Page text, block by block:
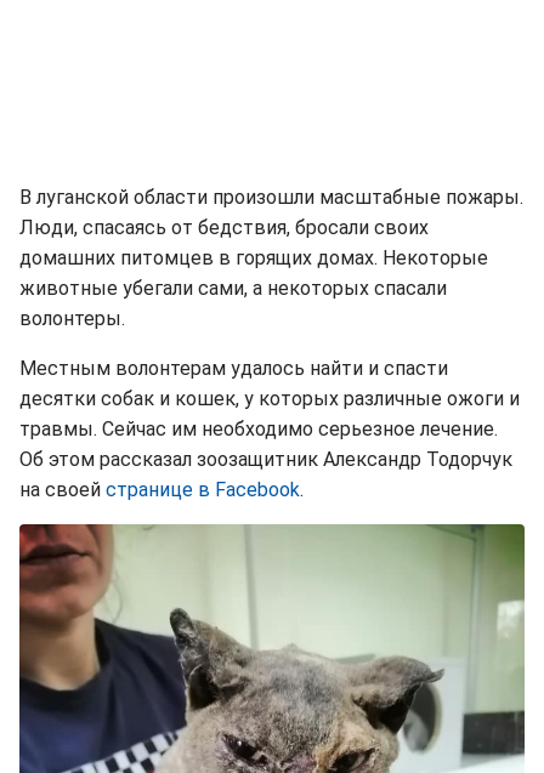
В луганской области произошли масштабные пожары.
Люди, спасаясь от бедствия, бросали своих
домашних питомцев в горящих домах. Некоторые
животные убегали сами, а некоторых спасали
волонтеры.
Местным волонтерам удалось найти и спасти
десятки собак и кошек, у которых различные ожоги и
травмы. Сейчас им необходимо серьезное лечение.
Об этом рассказал зоозащитник Александр Тодорчук
на своей странице в Facebook.